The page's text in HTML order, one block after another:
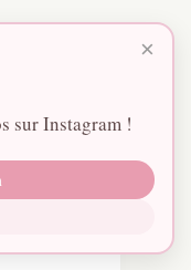
×
sur Instagram !